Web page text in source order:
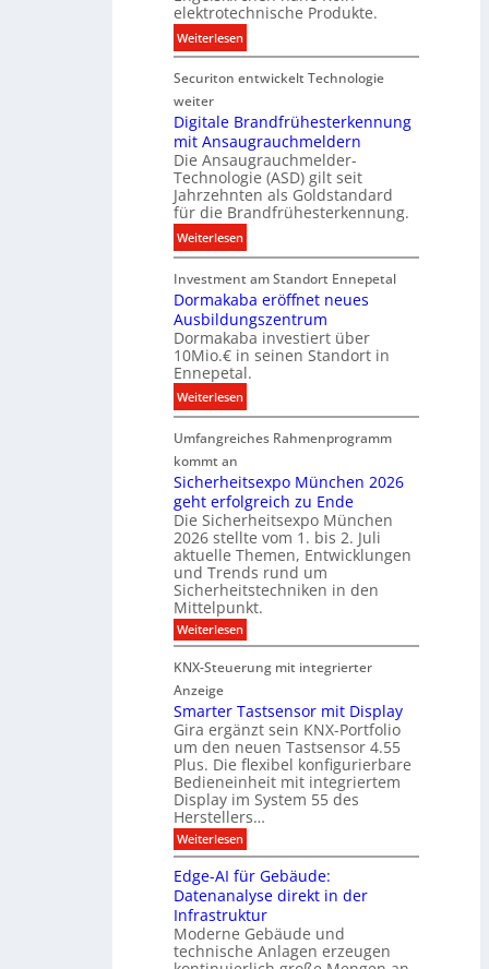
h
n
i
k
a
t
e
s
E
n
r
y
w
i
r
d
u
r
e
i
g
e
n
e
n
M
r
k
e
elektrotechnische Produkte.
Weiterlesen:
N
e
e
r
I
n
v
e
s
t
i
t
i
o
n
s
p
a
n
e
r
b
e
i
M
D
c
h
n
o
l
o
g
e
s
Securiton entwickelt Technologie
weiter
Digitale Brandfrühesterkennung
mit Ansaugrauchmeldern
Die Ansaugrauchmelder-
Technologie (ASD) gilt seit
Jahrzehnten als Goldstandard
für die Brandfrühesterkennung.
Weiterlesen:
D
i
g
i
t
a
l
e
B
r
n
d
f
r
ü
h
e
s
t
e
k
e
n
n
u
n
g
m
i
t
A
n
s
Investment am Standort Ennepetal
Dormakaba eröffnet neues
Ausbildungszentrum
Dormakaba investiert über
10Mio.€ in seinen Standort in
Ennepetal.
Weiterlesen:
D
o
m
a
k
a
b
a
e
r
ö
f
n
e
t
n
e
u
e
s
A
u
s
b
i
Umfangreiches Rahmenprogramm
kommt an
Sicherheitsexpo München 2026
geht erfolgreich zu Ende
Die Sicherheitsexpo München
2026 stellte vom 1. bis 2. Juli
aktuelle Themen, Entwicklungen
und Trends rund um
Sicherheitstechniken in den
Mittelpunkt.
Weiterlesen:
S
c
e
r
h
e
i
t
s
e
x
p
o
M
ü
n
c
h
e
n
KNX-Steuerung mit integrierter
Anzeige
Smarter Tastsensor mit Display
Gira ergänzt sein KNX-Portfolio
um den neuen Tastsensor 4.55
Plus. Die flexibel konfigurierbare
Bedieneinheit mit integriertem
Display im System 55 des
Herstellers…
Weiterlesen:
S
m
a
r
t
e
r
T
Edge-AI für Gebäude:
Datenanalyse direkt in der
Infrastruktur
Moderne Gebäude und
technische Anlagen erzeugen